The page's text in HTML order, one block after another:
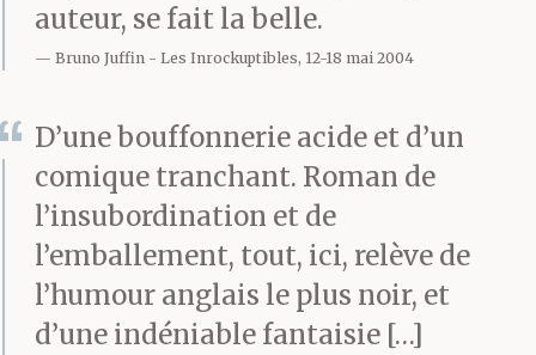
à la loi du tabou durant
ces vingt-cinq dernières
années ont cessé d’être
exposées à ta vue passé
ton troisième
anniversaire. Je t’ai
élevé, privée d’époux,
auteur, se fait la belle.
Bruno Juffin Les Inrockuptibles, 12-18 mai 2004
D’une bouffonnerie acide et d’un
comique tranchant. Roman de
l’insubordination et de
l’emballement, tout, ici, relève de
l’humour anglais le plus noir, et
d’une indéniable fantaisie […]